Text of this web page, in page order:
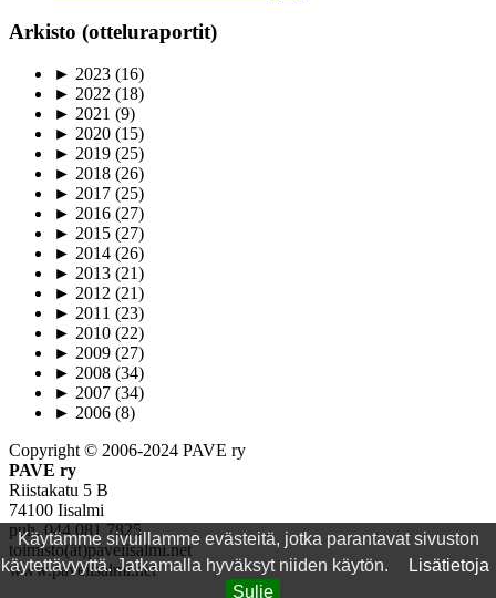
Arkisto (otteluraportit)
► 2023 (16)
► 2022 (18)
► 2021 (9)
► 2020 (15)
► 2019 (25)
► 2018 (26)
► 2017 (25)
► 2016 (27)
► 2015 (27)
► 2014 (26)
► 2013 (21)
► 2012 (21)
► 2011 (23)
► 2010 (22)
► 2009 (27)
► 2008 (34)
► 2007 (34)
► 2006 (8)
Copyright © 2006-2024 PAVE ry
PAVE ry
Riistakatu 5 B
74100 Iisalmi
puh. 044 081 7825
toimisto(ät)paveiisalmi.net
www.paveiisalmi.net
Käytämme sivuillamme evästeitä, jotka parantavat sivuston
käytettävyyttä. Jatkamalla hyväksyt niiden käytön.
Lisätietoja
Sulje